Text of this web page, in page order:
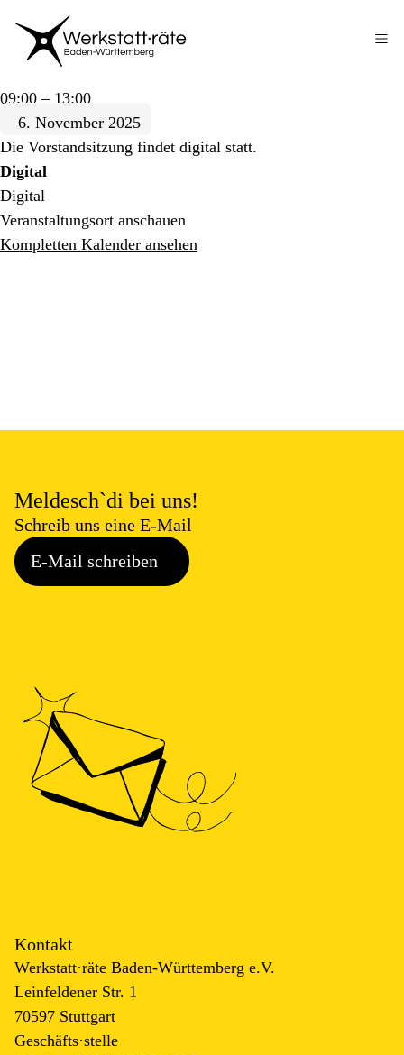
Inhalt
springen
Vorstands·sitzung
WR
Ba-
Wü
09:00 – 13:00
6. November 2025
Die Vorstandsitzung findet digital statt.
Digital
Digital
Veranstaltungsort anschauen
Kompletten Kalender ansehen
Meldesch`di bei uns!
Schreib uns eine E-Mail
E-Mail schreiben
Kontakt
Werkstatt·räte Baden-Württemberg e.V.
Leinfeldener Str. 1
70597 Stuttgart
Geschäfts·stelle